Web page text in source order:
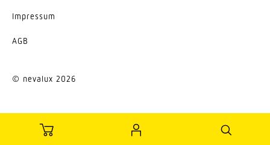
Impressum
AGB
© nevalux 2026